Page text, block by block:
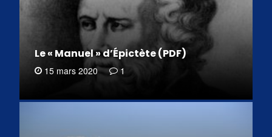
Le « Manuel » d’Épictète (PDF)
15 mars 2020 1